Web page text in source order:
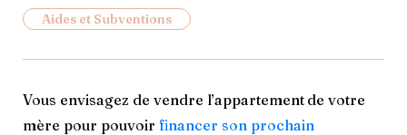
Aides et Subventions
Vous envisagez de vendre l’appartement de votre
mère pour pouvoir financer son prochain